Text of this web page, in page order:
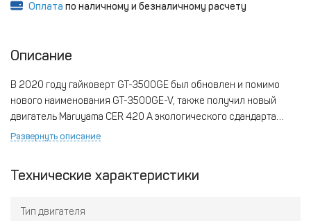
Оплата по наличному и безналичному расчету
Описание
В 2020 году гайковерт GT-3500GE был обновлен и помимо
нового наименования GT-3500GE-V, также получил новый
двигатель Maruyama CER 420 A экологического сдандарта
EURO 5.
Развернуть описание
Технические характеристики
Тип двигателя